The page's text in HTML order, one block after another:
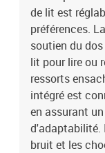
de lit est
préférences.
soutien du
lit pour lire ou
ressorts
intégré est
en assurant
d'adaptabilité.
bruit et les